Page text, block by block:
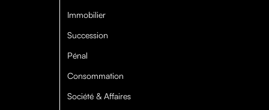
Immobilier
Succession
Pénal
Consommation
Société & Affaires